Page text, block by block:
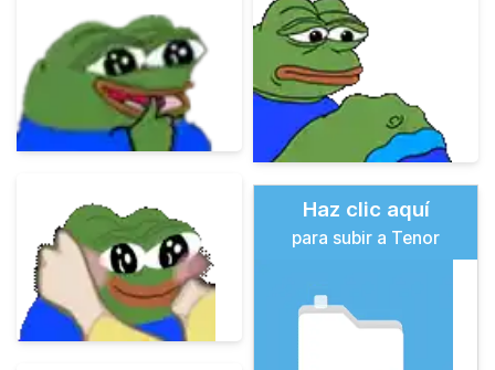
Haz clic aquí
para subir a Tenor